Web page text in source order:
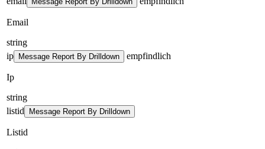
Email
string
ip
Message Report By Drilldown empfindlich
Ip
string
listid
Message Report By Drilldown
Listid